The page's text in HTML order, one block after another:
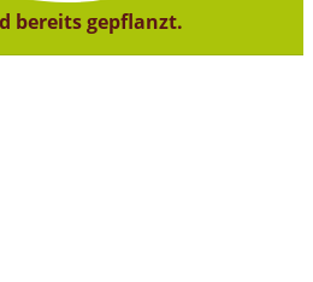
bereits gepflanzt.